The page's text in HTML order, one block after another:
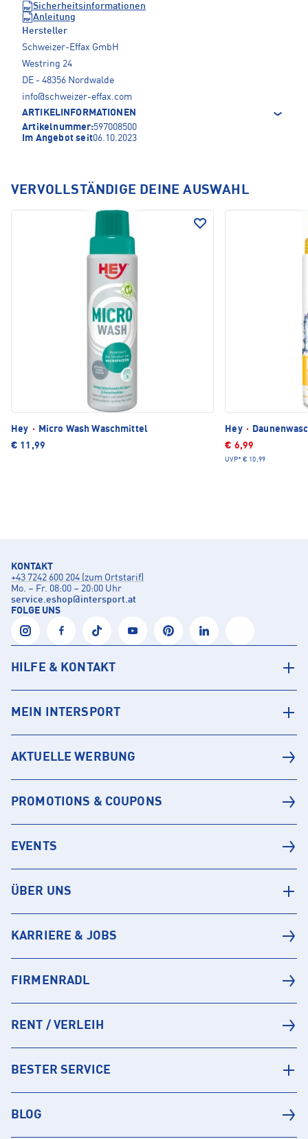
Sicherheitsinformationen
Anleitung
Hersteller
Schweizer-Effax GmbH
Westring 24
DE - 48356 Nordwalde
info@schweizer-effax.com
ARTIKELINFORMATIONEN
Artikelnummer:597008500
Im Angebot seit06.10.2023
VERVOLLSTÄNDIGE DEINE AUSWAHL
Hey ·
Micro Wash Waschmittel
€ 11,99
Hey ·
€ 6,99
UVP* € 10,99
KONTAKT
+43 7242 600 204 (zum Ortstarif)
Mo. – Fr. 08:00 – 20:00 Uhr
service.eshop@intersport.at
FOLGE UNS
HILFE & KONTAKT
MEIN INTERSPORT
AKTUELLE WERBUNG
PROMOTIONS & COUPONS
EVENTS
ÜBER UNS
KARRIERE & JOBS
FIRMENRADL
RENT / VERLEIH
BESTER SERVICE
BLOG